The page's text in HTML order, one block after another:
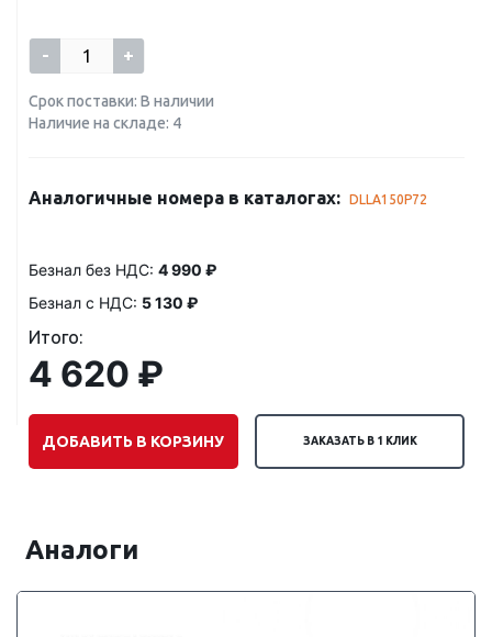
- +
Срок поставки: В наличии
Наличие на складе: 4
Аналогичные номера в каталогах: DLLA150P72
Безнал без НДС: 4 990 ₽
Безнал с НДС: 5 130 ₽
Итого:
4 620 ₽
ДОБАВИТЬ В КОРЗИНУ ЗАКАЗАТЬ В 1 КЛИК
Аналоги